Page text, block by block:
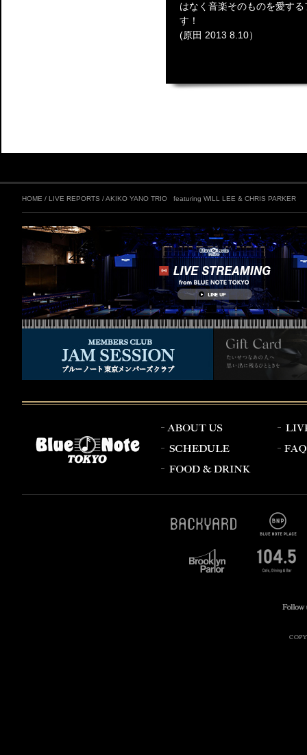
はなく音楽そのものを愛す
す！
(原田 2013 8.10）
HOME / LIVE REPORTS /AKIKO YANO TRIO featuring WILL LEE & CHRIS PARKER